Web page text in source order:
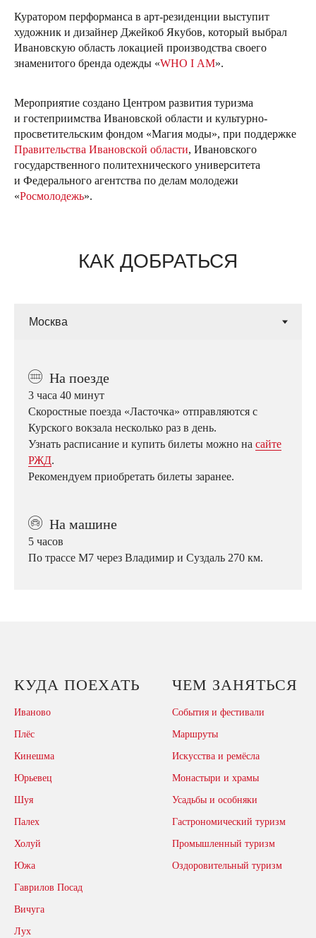
Куратором перформанса в арт-резиденции выступит
художник и дизайнер Джейкоб Якубов, который выбрал
Ивановскую область локацией производства своего
знаменитого бренда одежды «WHO I AM».
Мероприятие создано Центром развития туризма
и гостеприимства Ивановской области и культурно-
просветительским фондом «Магия моды», при поддержке
Правительства Ивановской области, Ивановского
государственного политехнического университета
и Федерального агентства по делам молодежи
«Росмолодежь».
КАК ДОБРАТЬСЯ
❷ На поезде
3 часа 40 минут
Скоростные поезда «Ласточка» отправляются с
Курского вокзала несколько раз в день.
Узнать расписание и купить билеты можно на сайте
РЖД.
Рекомендуем приобретать билеты заранее.
❹ На машине
5 часов
По трассе М7 через Владимир и Суздаль 270 км.
КУДА ПОЕХАТЬ
Иваново
Плёс
Кинешма
Юрьевец
Шуя
Палех
Холуй
Южа
Гаврилов Посад
Вичуга
Лух
ЧЕМ ЗАНЯТЬСЯ
События и фестивали
Маршруты
Искусства и ремёсла
Монастыри и храмы
Усадьбы и особняки
Гастрономический туризм
Промышленный туризм
Оздоровительный туризм